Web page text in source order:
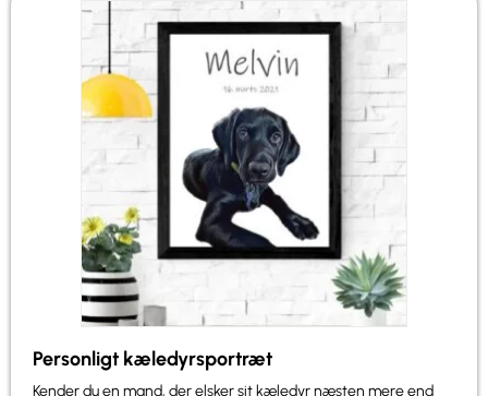
Personligt kæledyrsportræt
Kender du en mand, der elsker sit kæledyr næsten mere end